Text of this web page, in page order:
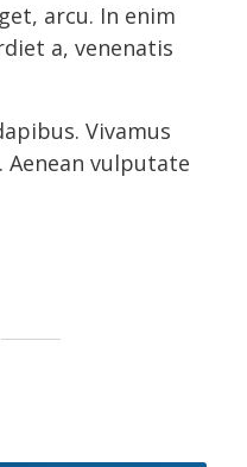
arcu. In enim
a, venenatis
Vivamus
vulputate